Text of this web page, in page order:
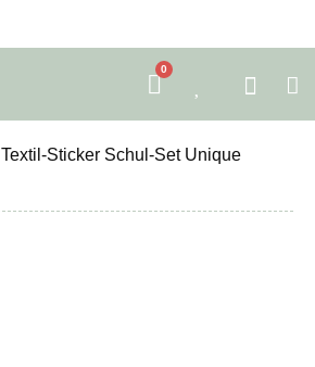
0
Textil-Sticker Schul-Set Unique